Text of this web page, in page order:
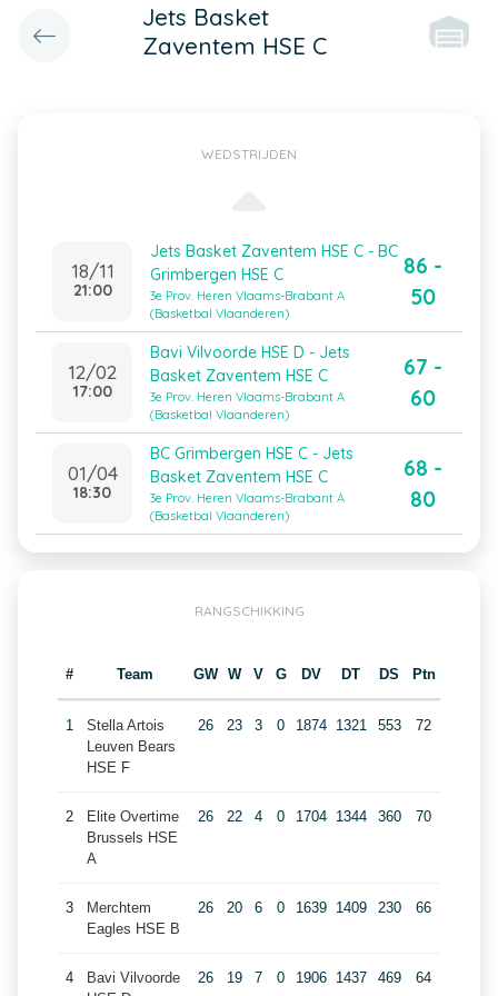
Jets Basket
Zaventem HSE C
WEDSTRIJDEN
18/11
21:00
Jets Basket Zaventem HSE C - BC
Grimbergen HSE C
3e Prov. Heren Vlaams-Brabant A
(Basketbal Vlaanderen)
86 -
50
12/02
17:00
Bavi Vilvoorde HSE D - Jets
Basket Zaventem HSE C
3e Prov. Heren Vlaams-Brabant A
(Basketbal Vlaanderen)
67 -
60
01/04
18:30
BC Grimbergen HSE C - Jets
Basket Zaventem HSE C
3e Prov. Heren Vlaams-Brabant A
(Basketbal Vlaanderen)
68 -
80
RANGSCHIKKING
# Team GW W V G DV DT DS Ptn
1
Stella Artois
Leuven Bears
HSE F
26 23 3 0 1874 1321 553 72
2
Elite Overtime
Brussels HSE
A
26 22 4 0 1704 1344 360 70
3
Merchtem
Eagles HSE B
26 20 6 0 1639 1409 230 66
4
Bavi Vilvoorde
26 19 7 0 1906 1437 469 64